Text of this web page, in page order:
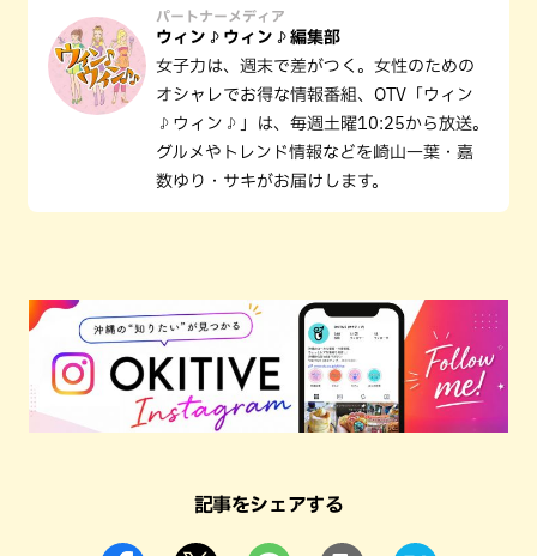
パートナーメディア
ウィン♪ウィン♪編集部
女子力は、週末で差がつく。女性のための
オシャレでお得な情報番組、OTV「ウィン
♪ウィン♪」は、毎週土曜10:25から放送。
グルメやトレンド情報などを崎山一葉・嘉
数ゆり・サキがお届けします。
記事をシェアする